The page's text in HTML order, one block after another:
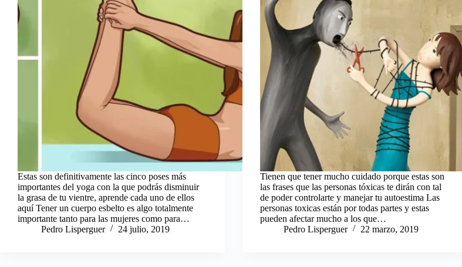
Estas son definitivamente las cinco poses más
importantes del yoga con la que podrás disminuir
la grasa de tu vientre, aprende cada uno de ellos
aquí Tener un cuerpo esbelto es algo totalmente
importante tanto para las mujeres como para…
Pedro Lisperguer
24 julio, 2019
Tienen que tener mucho cuidado porque estas son
las frases que las personas tóxicas te dirán con tal
de poder controlarte y manejar tu autoestima Las
personas toxicas están por todas partes y estas
pueden afectar mucho a los que…
Pedro Lisperguer
22 marzo, 2019